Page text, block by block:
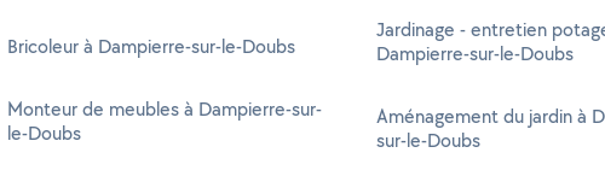
Bricoleur à Dampierre-sur-le-Doubs
Monteur de meubles à Dampierre-sur-
le-Doubs
Jardinage - entretien
Dampierre-sur-le-Doubs
Aménagement du jardin à
sur-le-Doubs